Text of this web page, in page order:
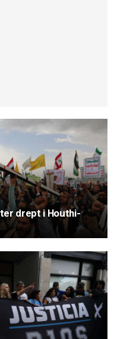
drept i Houthi-